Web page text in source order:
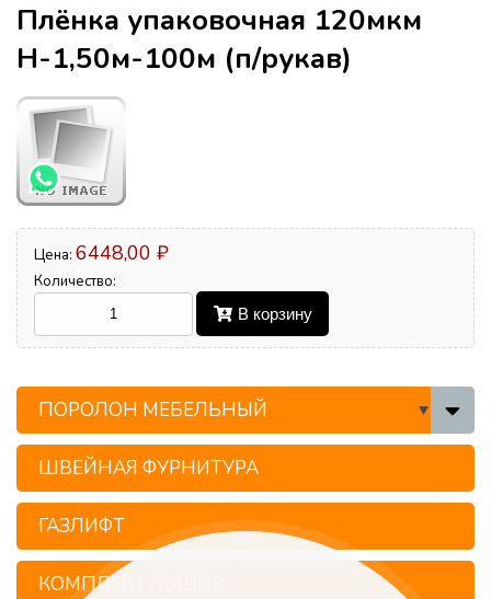
Плёнка упаковочная 120мкм
Н-1,50м-100м (п/рукав)
Цена: 6448,00 ₽
Количество:
В корзину
ПОРОЛОН МЕБЕЛЬНЫЙ
ШВЕЙНАЯ ФУРНИТУРА
ГАЗЛИФТ
КОМПЛЕКТУЮЩИЕ